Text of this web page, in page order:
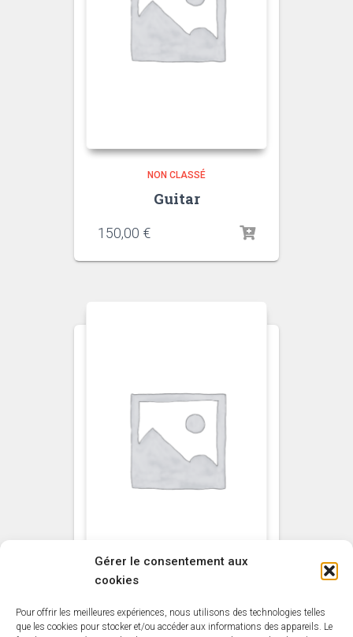
Gérer le consentement aux
cookies
Pour offrir les meilleures expériences, nous utilisons des technologies telles
que les cookies pour stocker et/ou accéder aux informations des appareils. Le
NON CLASSÉ
Guitar
150,00 €
Primaire Bois